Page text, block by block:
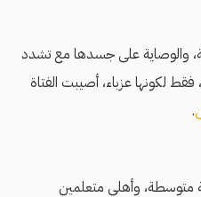
والوصاية على جسدها مع تشدد
لكونها عزباء، أصيبت الفتاة
.
متوسطة، وأهلي متعلمين